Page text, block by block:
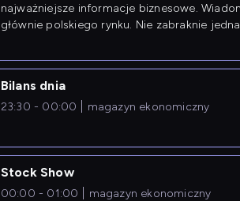
najważniejsze informacje biznesowe.
głównie polskiego rynku. Nie zabraknie
Bilans dnia
23:30 - 00:00 magazyn ekonomiczny
Stock Show
00:00 - 01:00
magazyn ekonomiczny